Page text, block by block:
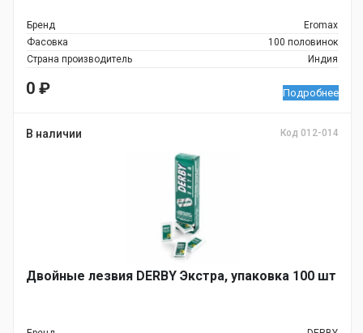
Бренд
Eromax
Фасовка
100 половинок
Страна производитель
Индия
0 ₽ Подробнее
В наличии Код 012-014
Двойные лезвия DERBY Экстра, упаковка 100 шт